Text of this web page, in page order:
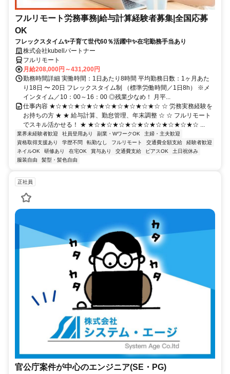
フルリモート労務事務|給与計算経験者募集|全国応募
OK
フレックスタイム✨子育て世代60％活躍中✨在宅勤務手当あり
株式会社kubellパートナー
フルリモート
月給208,000円～431,200円
勤務時間詳細 実働時間：1日あたり8時間 平均勤務日数：1ヶ月あた
り18日 〜 20日 フレックスタイム制 （標準労働時間／1日8h） ※メ
インタイム／10：00～16：00 ◎残業少なめ！ 月平...
仕事内容 ★☆★☆★☆★☆★☆★☆★☆★☆★☆ ☆ 労務実務経験を
お持ちの方 ★ ★ 給与計算、勤怠管理、年末調整 ☆ ☆ フルリモート
でスキル活かせる！ ★ ★☆★☆★☆★☆★☆★☆★☆★☆★☆ ...
業界未経験者歓迎 社員登用あり 副業・WワークOK
主婦・主夫歓迎
資格取得支援あり
学歴不問 転勤なし フルリモート 交通費全額支給
経験者歓迎
ネイルOK
研修あり 在宅OK 賞与あり 交通費支給 ピアスOK
土日祝休み
服装自由
髪型・髪色自由
正社員
官公庁案件が中心のエンジニア(SE・PG)